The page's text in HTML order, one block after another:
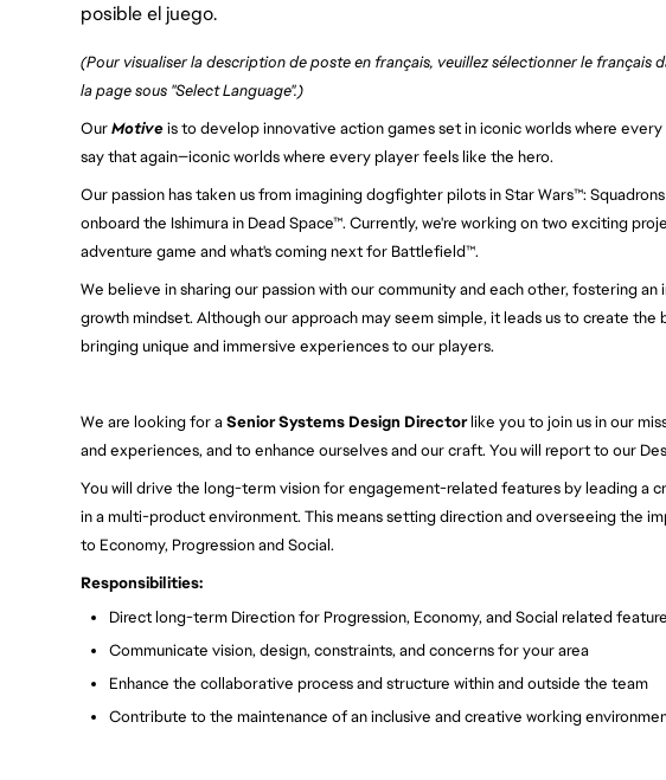
posible el juego.
(Pour visualiser la description de poste en français, veuillez sélectionner le français
la page sous "Select Language".)
OurMotiveis to develop innovative action games set in iconic worlds where
say that again—iconic worlds where every player feels like the hero.
Our passion has taken us from imagining dogfighter pilots in Star Wars™:
onboard the Ishimura in Dead Space™. Currently, we're working on two exciting
adventure game and what's coming next for Battlefield™.
We believe in sharing our passion with our community and each other, fostering an
growth mindset. Although our approach may seem simple, it leads us to create the
bringing unique and immersive experiences to our players.
We are looking for aSenior Systems Design Directorlike you to join us in our
and experiences, and to enhance ourselves and our craft. You will report to our
You will drive the long-term vision for engagement-related features by leading a
in a multi-product environment. This means setting direction and overseeing the
to Economy, Progression and Social.
Responsibilities:
Direct long-term Direction for Progression, Economy, and Social related
Communicate vision, design, constraints, and concerns for your area
Enhance the collaborative process and structure within and outside the team
Contribute to the maintenance of an inclusive and creative working